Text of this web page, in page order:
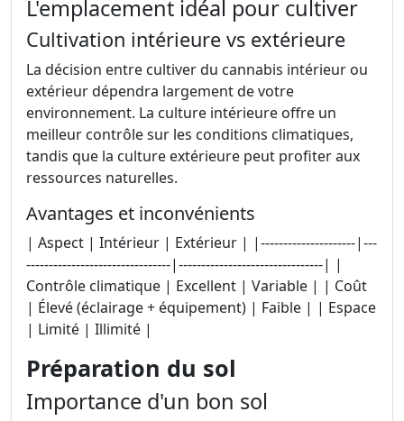
L'emplacement idéal pour cultiver
Cultivation intérieure vs extérieure
La décision entre cultiver du cannabis intérieur ou
extérieur dépendra largement de votre
environnement. La culture intérieure offre un
meilleur contrôle sur les conditions climatiques,
tandis que la culture extérieure peut profiter aux
ressources naturelles.
Avantages et inconvénients
| Aspect | Intérieur | Extérieur | |---------------------|---
--------------------------------|--------------------------------| |
Contrôle climatique | Excellent | Variable | | Coût
| Élevé (éclairage + équipement) | Faible | | Espace
| Limité | Illimité |
Préparation du sol
Importance d'un bon sol